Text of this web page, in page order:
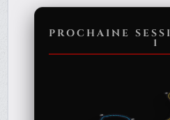
PROCHAINE
1